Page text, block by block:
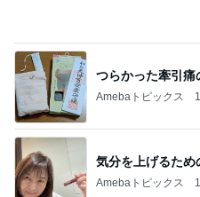
気分を上げるため
Amebaトピックス
芸能人・有名人ブログ TOPへ